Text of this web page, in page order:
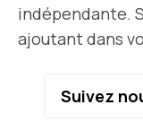
indépendante.
ajoutant dans
Suivez